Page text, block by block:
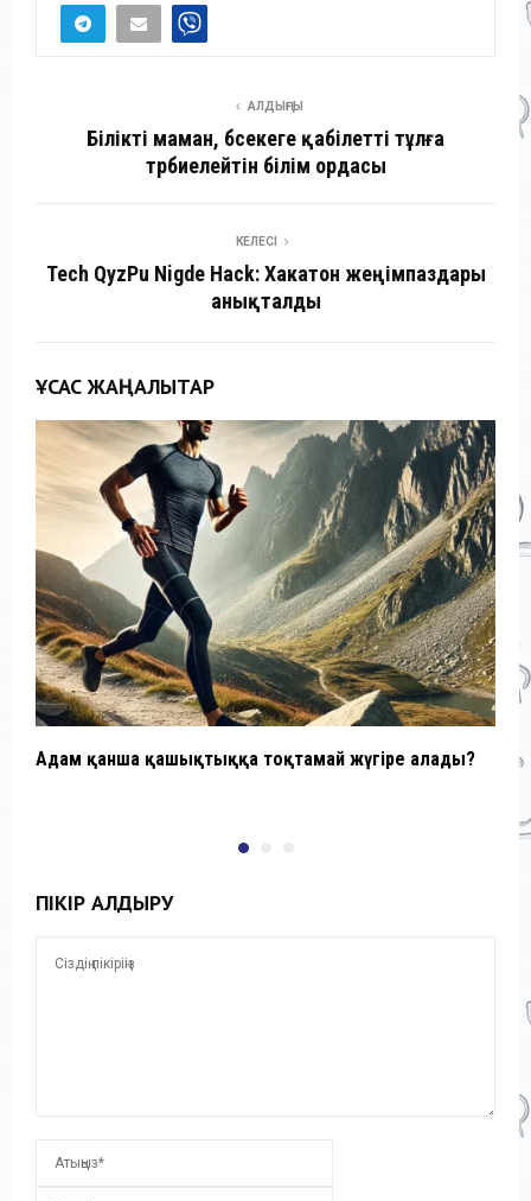
АЛДЫҢҒЫ
Білікті маман, бәсекеге қабілетті тұлға
тәрбиелейтін білім ордасы
КЕЛЕСІ
Tech QyzPu Nigde Hack: Хакатон жеңімпаздары
анықталды
ҰҚСАС ЖАҢАЛЫҚТАР
Адам қанша қашықтыққа тоқтамай жүгіре алады?
ПІКІР ҚАЛДЫРУ